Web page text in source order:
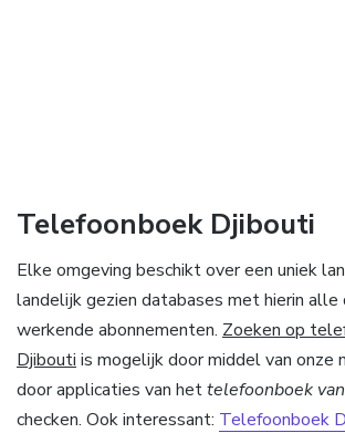
Telefoonboek Djibouti
Elke omgeving beschikt over een uniek
landelijk gezien databases met hierin alle
werkende abonnementen. Zoeken op
Djibouti is mogelijk door middel van onze
door applicaties van hettelefoonboek
checken. Ook interessant: Telefoonboek